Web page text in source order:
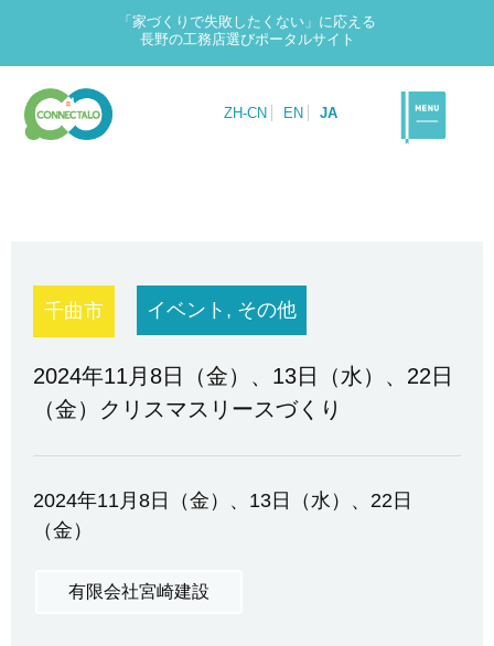
「家づくりで失敗したくない」に応える
長野の工務店選びポータルサイト
ZH-CN EN JA
千曲市 イベント, その他
2024年11月8日（金）、13日（水）、22日
（金）クリスマスリースづくり
2024年11月8日（金）、13日（水）、22日
（金）
有限会社宮崎建設